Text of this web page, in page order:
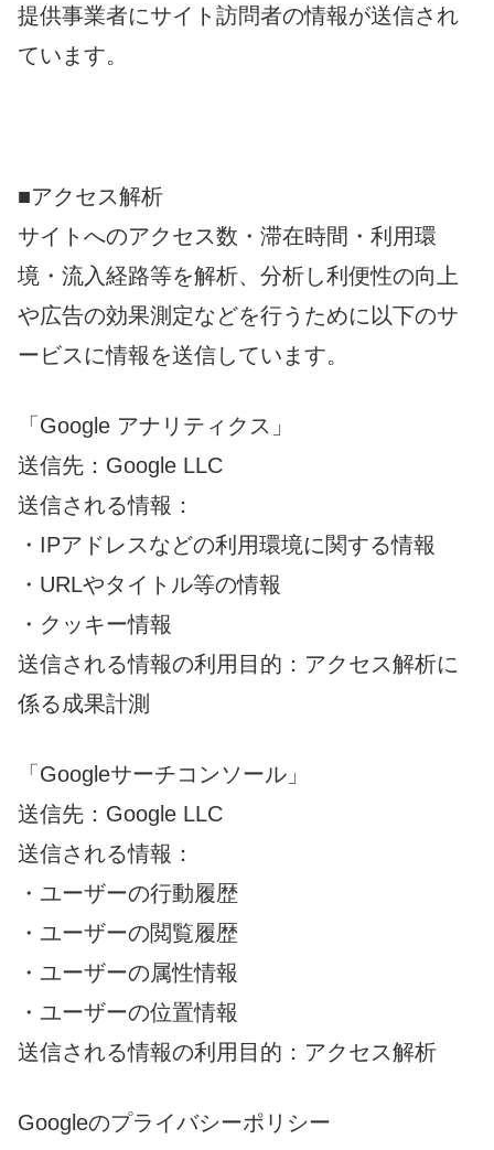
提供事業者にサイト訪問者の情報が送信され
ています。
■アクセス解析
サイトへのアクセス数・滞在時間・利用環
境・流入経路等を解析、分析し利便性の向上
や広告の効果測定などを行うために以下のサ
ービスに情報を送信しています。
「Google アナリティクス」
送信先：Google LLC
送信される情報：
・IPアドレスなどの利用環境に関する情報
・URLやタイトル等の情報
・クッキー情報
送信される情報の利用目的：アクセス解析に
係る成果計測
「Googleサーチコンソール」
送信先：Google LLC
送信される情報：
・ユーザーの行動履歴
・ユーザーの閲覧履歴
・ユーザーの属性情報
・ユーザーの位置情報
送信される情報の利用目的：アクセス解析
Googleのプライバシーポリシー